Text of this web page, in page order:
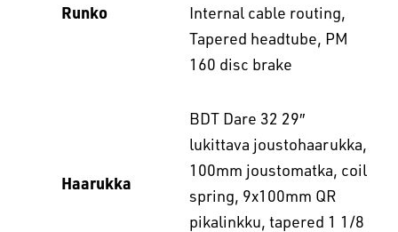
Runko
Internal cable routing,
Tapered headtube, PM
160 disc brake
Haarukka
BDT Dare 32 29″
lukittava joustohaarukka,
100mm joustomatka, coil
spring, 9x100mm QR
pikalinkku, tapered 1 1/8